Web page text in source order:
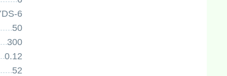
6
50
300
0.12
52